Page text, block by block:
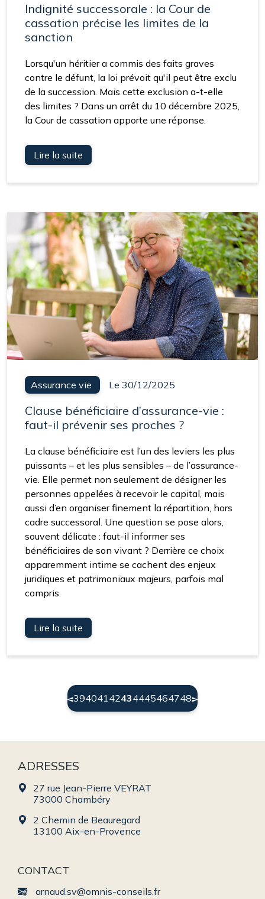
Indignité successorale : la Cour de
cassation précise les limites de la
sanction
Lorsqu'un héritier a commis des faits graves
contre le défunt, la loi prévoit qu'il peut être exclu
de la succession. Mais cette exclusion a-t-elle
des limites ? Dans un arrêt du 10 décembre 2025,
la Cour de cassation apporte une réponse.
Lire la suite
Assurance vie Le 30/12/2025
Clause bénéficiaire d’assurance-vie :
faut-il prévenir ses proches ?
La clause bénéficiaire est l’un des leviers les plus
puissants – et les plus sensibles – de l’assurance-
vie. Elle permet non seulement de désigner les
personnes appelées à recevoir le capital, mais
aussi d’en organiser finement la répartition, hors
cadre successoral. Une question se pose alors,
souvent délicate : faut-il informer ses
bénéficiaires de son vivant ? Derrière ce choix
apparemment intime se cachent des enjeux
juridiques et patrimoniaux majeurs, parfois mal
compris.
Lire la suite
3940414243(current)
4445464748
ADRESSES
27 rue Jean-Pierre VEYRAT
73000 Chambéry
2 Chemin de Beauregard
13100 Aix-en-Provence
CONTACT
arnaud.sv@omnis-conseils.fr